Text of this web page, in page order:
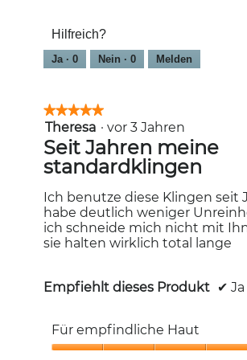
o
n
w
d
e
i
n
m
d
a
l
e
D
i
o
von
5
Hilfreich?
Ja · 0 Nein · 0 Melden
★★★★★
★★★★★
5
von
5
Sternen.
Theresa · vor 3 Jahren
Seit Jahren meine
standardklingen
Ich benutze diese Klingen seit
habe deutlich weniger
ich schneide mich nicht mit
sie halten wirklich total lange
Empfiehlt dieses Produkt ✔ Ja
Für empfindliche Haut